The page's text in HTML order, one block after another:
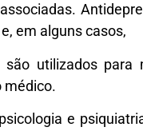
em alguns casos,
são utilizados
médico.
e